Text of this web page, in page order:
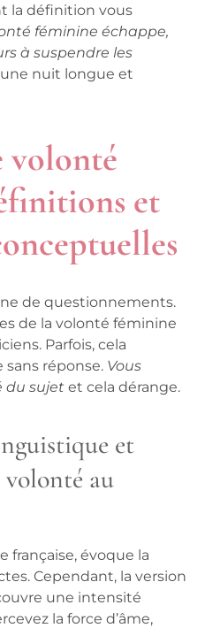
la définition vous
féminine échappe,
à suspendre les
nuit longue et
volonté
et
de questionnements.
de la volonté féminine
Parfois, cela
réponse. Vous
du sujet et cela dérange.
et
volonté au
française, évoque la
Cependant, la version
une intensité
la force d’âme,